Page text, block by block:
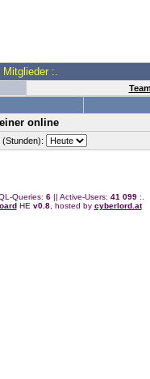
Mitglieder :.
Team
online
(Stunden):
Queries: 6|| Active-Users: 41 099:.
HE v0.8, hosted by cyberlord.at